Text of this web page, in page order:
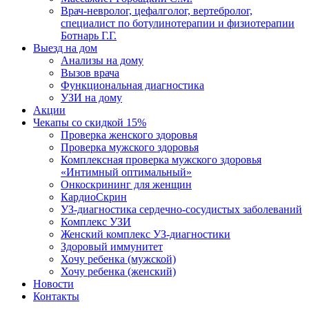
Врач-невролог, цефалголог, вертебролог,
специалист по ботулинотерапии и физиотерапии
Ботнарь Г.Г.
Выезд на дом
Анализы на дому
Вызов врача
Функциональная диагностика
УЗИ на дому
Акции
Чекапы со скидкой 15%
Проверка женского здоровья
Проверка мужского здоровья
Комплексная проверка мужского здоровья
«Интимный оптимальный»
Онкоcкрининг для женщин
КардиоСкрин
УЗ-диагностика сердечно-сосудистых заболеваний
Комплекс УЗИ
Женский комплекс УЗ-диагностики
Здоровый иммунитет
Хочу ребенка (мужской)
Хочу ребенка (женский)
Новости
Контакты